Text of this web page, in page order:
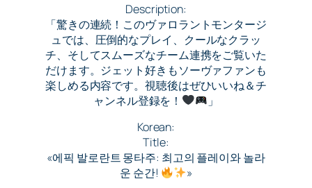
Description:
「驚きの連続！このヴァロラントモンタージ
ュでは、圧倒的なプレイ、クールなクラッ
チ、そしてスムーズなチーム連携をご覧いた
だけます。ジェット好きもソーヴァファンも
楽しめる内容です。視聴後はぜひいいね＆チ
ャンネル登録を！
」
Korean:
Title:
«에픽 발로란트 몽타주: 최고의 플레이와 놀라
운 순간!
»